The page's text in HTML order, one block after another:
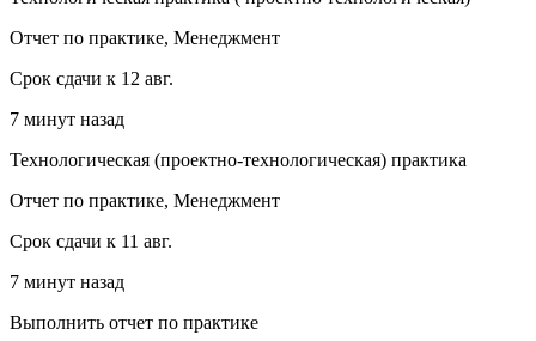
Отчет по практике, Менеджмент
Срок сдачи к 12 авг.
7 минут назад
Технологическая (проектно-технологическая) практика
Отчет по практике, Менеджмент
Срок сдачи к 11 авг.
7 минут назад
Выполнить отчет по практике